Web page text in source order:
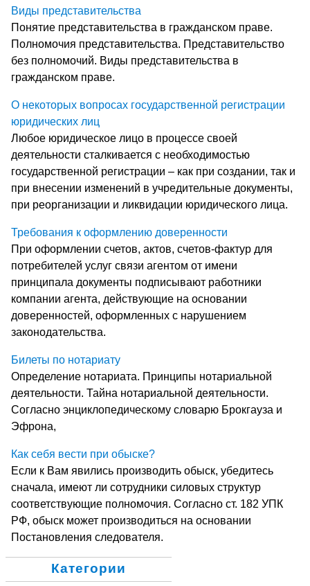
Виды представительства
Понятие представительства в гражданском праве.
Полномочия представительства. Представительство
без полномочий. Виды представительства в
гражданском праве.
О некоторых вопросах государственной регистрации
юридических лиц
Любое юридическое лицо в процессе своей
деятельности сталкивается с необходимостью
государственной регистрации – как при создании, так и
при внесении изменений в учредительные документы,
при реорганизации и ликвидации юридического лица.
Требования к оформлению доверенности
При оформлении счетов, актов, счетов-фактур для
потребителей услуг связи агентом от имени
принципала документы подписывают работники
компании агента, действующие на основании
доверенностей, оформленных с нарушением
законодательства.
Билеты по нотариату
Определение нотариата. Принципы нотариальной
деятельности. Тайна нотариальной деятельности.
Согласно энциклопедическому словарю Брокгауза и
Эфрона,
Как себя вести при обыске?
Если к Вам явились производить обыск, убедитесь
сначала, имеют ли сотрудники силовых структур
соответствующие полномочия. Согласно ст. 182 УПК
РФ, обыск может производиться на основании
Постановления следователя.
Категории